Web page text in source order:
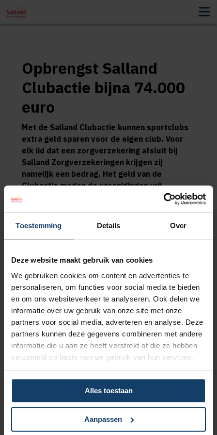
Toestemming Details Over
Deze website maakt gebruik van cookies
We gebruiken cookies om content en advertenties te
personaliseren, om functies voor social media te bieden
en om ons websiteverkeer te analyseren. Ook delen we
informatie over uw gebruik van onze site met onze
partners voor social media, adverteren en analyse. Deze
partners kunnen deze gegevens combineren met andere
informatie die u aan ze heeft verstrekt of die ze hebben
verzameld op basis van uw gebruik van hun services.
Alles toestaan
Aanpassen
Opbrengst Salland
Clubactie bijna 74.000
euro
Met de Salland Clubactie kunnen sportclubs
extra geld sparen voor de eigen club. Voor
elk lid dat een zorgverzekering afsluit bij
Salland Zorgverzekeringen krijgen zij
namelijk een bedrag. Het geld van de
Clubactie mogen de verenigingen vrij
besteden. Sommige clubs maken
sportmateriaal of -kleding en sommige clubs
investeren in zonnepanelen.
uitgereikt aan 170 clubs.
,,Ze hebben het echt zelf verdiend"
De komende periode worden 14 clubs in de
regio bezocht. Van handbal tot voetbal. Elke
club krijgt een ‘eigen’ cheque met het bedrag
dat zij bij elkaar hebben gespaard met hun
leden. De gehele regio Midden IJssel en
omgeving wordt bezocht. De clubs in Zwolle
en Zutphen hebben de cheque al ontvangen,
maar ook Hardenberg, Deventer en Raalte
komen aan de beurt. “Het mooiste om te zien
is hoe enthousiast en fanatiek verenigingen
zijn. Als het gaat om hun sport en als het gaat